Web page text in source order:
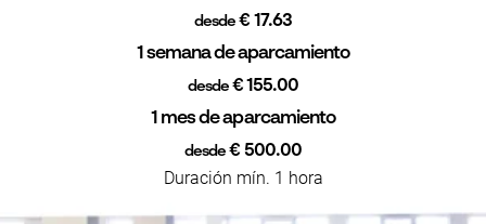
desde € 17.63
1 semana de aparcamiento
desde€ 155.00
1 mes de aparcamiento
desde € 500.00
Duración mín. 1 hora